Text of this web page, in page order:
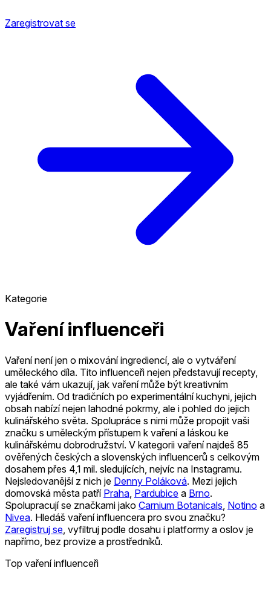
Zaregistrovat se
Kategorie
Vaření influenceři
Vaření není jen o mixování ingrediencí, ale o vytváření
uměleckého díla. Tito influenceři nejen představují recepty,
ale také vám ukazují, jak vaření může být kreativním
vyjádřením. Od tradičních po experimentální kuchyni, jejich
obsah nabízí nejen lahodné pokrmy, ale i pohled do jejich
kulinářského světa. Spolupráce s nimi může propojit vaši
značku s uměleckým přístupem k vaření a láskou ke
kulinářskému dobrodružství. V kategorii vaření najdeš 85
ověřených českých a slovenských influencerů s celkovým
dosahem přes 4,1 mil. sledujících, nejvíc na Instagramu.
Nejsledovanější z nich je Denny Poláková. Mezi jejich
domovská města patří Praha Pardubice a Brno.
Spolupracují se značkami jako Carnium Botanicals Notino a
Nivea. Hledáš vaření influencera pro svou značku?
Zaregistruj se , vyfiltruj podle dosahu i platformy a oslov je
napřímo, bez provize a prostředníků.
Top vaření influenceři